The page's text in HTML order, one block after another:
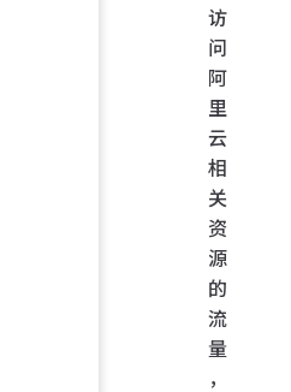
访
问
阿
里
云
相
关
资
源
的
流
量
，